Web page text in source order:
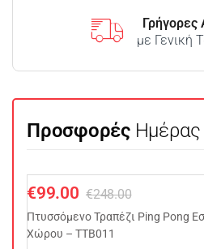
Γρήγορες
με Γενική
ΠροσφορέςΗμέρας
€99.00 €248.00
Πτυσσόμενo Τραπέζι Ping Pong
Χώρου – TTB011